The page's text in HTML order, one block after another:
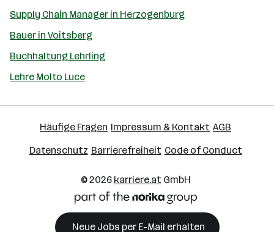
Supply Chain Manager in Herzogenburg
Bauer in Voitsberg
Buchhaltung Lehrling
Lehre Molto Luce
Häufige Fragen Impressum & Kontakt AGB
Datenschutz Barrierefreiheit Code of Conduct
© 2026 karriere.atGmbH
Neue Jobs per E-Mail erhalten